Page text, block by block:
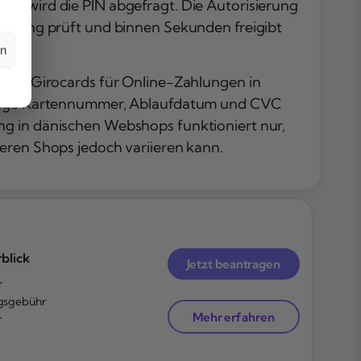
wird die PIN abgefragt. Die Autorisierung
prüft und binnen Sekunden freigibt
Girocards für Online-Zahlungen in
Kartennummer, Ablaufdatum und CVC
in dänischen Webshops funktioniert nur,
Shops jedoch variieren kann.
Jetzt beantragen
Mehr erfahren